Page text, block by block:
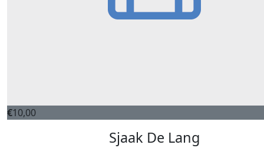
€10,00
Sjaak De Lang